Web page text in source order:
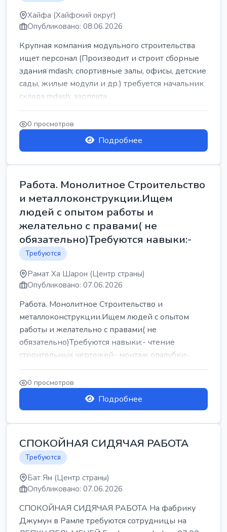
Хайфа (Хайфский округ)
Опубликовано: 08.06.2026
Крупная компания модульного строительства
ищет персонал (Производит и строит сборные
здания mdash; спортивные залы, офисы, детские
сады, жилые модули и др.) требуется начальник
склада mdash; зарплата ...
0 просмотров
Подробнее
Работа. Монолитное Строительство
и металлоконструкции.Ищем
людей с опытом работы и
желательно с правами( не
обязательно)Требуются навыки:-
Требуются
Рамат Ха Шарон (Центр страны)
Опубликовано: 07.06.2026
Работа. Монолитное Строительство и
металлоконструкции.Ищем людей с опытом
работы и желательно с правами( не
обязательно)Требуются навыки:- чтение
строительных чертежей- монтаж опалубки-
армокаркасыОпл...
0 просмотров
Подробнее
СПОКОЙНАЯ СИДЯЧАЯ РАБОТА
Требуются
Бат Ям (Центр страны)
Опубликовано: 07.06.2026
СПОКОЙНАЯ СИДЯЧАЯ РАБОТА На фабрику
Джумун в Рамле требуются сотрудницы на